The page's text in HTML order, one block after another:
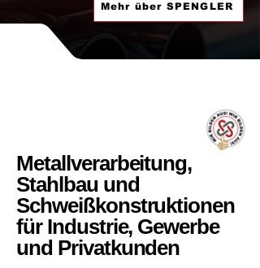
Mehr über SPENGLER
Metallverarbeitung,
Stahlbau und
Schweißkonstruktionen
für Industrie, Gewerbe
und Privatkunden